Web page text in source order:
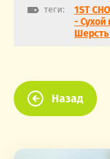
теги:
1ST
-
Назад